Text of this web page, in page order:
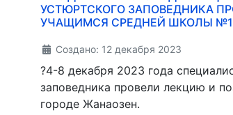
УСТЮРТСКОГО ЗАПОВЕДНИКА
УЧАЩИМСЯ СРЕДНЕЙ ШКОЛЫ
Создано: 12 декабря 2023
?4-8 декабря 2023 года
заповедника провели лекцию и
городе Жанаозен.